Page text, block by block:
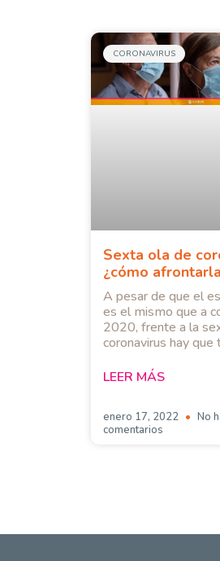
CORONAVIRUS
Sexta ola de
¿cómo
A pesar de que el
es el mismo que a
2020, frente a la
coronavirus hay que
LEER MÁS
enero 17, 2022
No
comentarios